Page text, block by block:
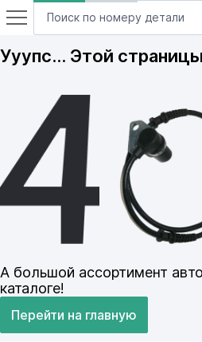
Ууупс… Этой
А большой ассортимент
каталоге!
Перейти на главную